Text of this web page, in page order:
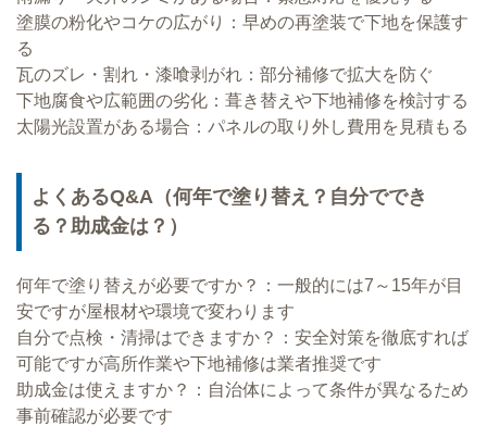
塗膜の粉化やコケの広がり：早めの再塗装で下地を保護す
る
瓦のズレ・割れ・漆喰剥がれ：部分補修で拡大を防ぐ
下地腐食や広範囲の劣化：葺き替えや下地補修を検討する
太陽光設置がある場合：パネルの取り外し費用を見積もる
よくあるQ&A（何年で塗り替え？自分ででき
る？助成金は？）
何年で塗り替えが必要ですか？：一般的には7～15年が目
安ですが屋根材や環境で変わります
自分で点検・清掃はできますか？：安全対策を徹底すれば
可能ですが高所作業や下地補修は業者推奨です
助成金は使えますか？：自治体によって条件が異なるため
事前確認が必要です